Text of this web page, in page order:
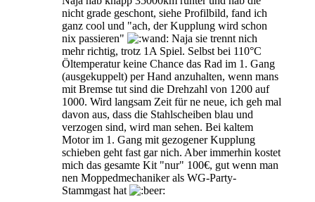
nicht grade geschont, siehe Profilbild, fand ich
ganz cool und "ach, der Kupplung wird schon
nix passieren"
Naja sie trennt nich
mehr richtig, trotz 1A Spiel. Selbst bei 110°C
Öltemperatur keine Chance das Rad im 1. Gang
(ausgekuppelt) per Hand anzuhalten, wenn mans
mit Bremse tut sind die Drehzahl von 1200 auf
1000. Wird langsam Zeit für ne neue, ich geh mal
davon aus, dass die Stahlscheiben blau und
verzogen sind, wird man sehen. Bei kaltem
Motor im 1. Gang mit gezogener Kupplung
schieben geht fast gar nich. Aber immerhin kostet
mich das gesamte Kit "nur" 100€, gut wenn man
nen Moppedmechaniker als WG-Party-
Stammgast hat